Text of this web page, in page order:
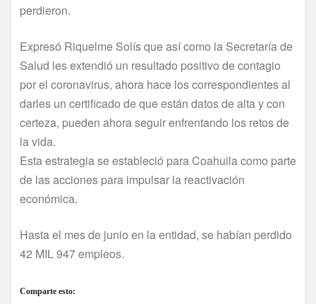
perdieron.
Expresó Riquelme Solís que así como la Secretaría de
Salud les extendió un resultado positivo de contagio
por el coronavirus, ahora hace los correspondientes al
darles un certificado de que están datos de alta y con
certeza, pueden ahora seguir enfrentando los retos de
la vida.
Esta estrategia se estableció para Coahuila como parte
de las acciones para impulsar la reactivación
económica.
Hasta el mes de junio en la entidad, se habían perdido
42 MIL 947 empleos.
Comparte esto: